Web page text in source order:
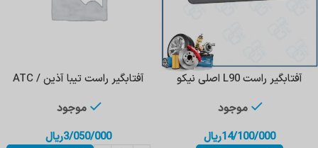
آفتابگیر راست L90 اصلی نیکو
موجود
14/100/000ریال
آفتابگیر راست تیبا آذین / ATC
موجود
3/050/000ریال